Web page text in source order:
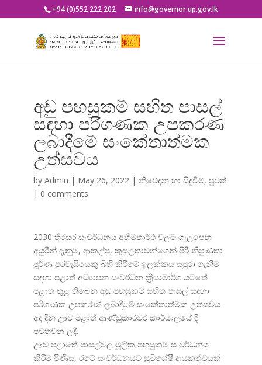
+94 (0)552 222 202 info@governor.up.gov.lk
අඩු පහසුකම් සහිත පාසල්
සඳහා පරිගණක උපකරණ
ලබාදීමේ සංකේතාත්මක
උත්සවය
by Admin | May 26, 2022| නිවේදන හා සිදුවීම්, පුවත්
| 0 comments
2030 තිරසර සංවර්ධනය අභිමතාර්ථ වලට ගැලපෙන
අයුරින් දැනුම, ආකල්ප, කුසලතාවන්ගෙන් පිරි නිපුණතා
පූර්ණ පුරවැසියෙකු බිහි කිරීමේ ඉලක්කය සපුරා ගැනීම
සඳහා පළාත් අධ්යාපන සංවර්ධන ක්රියාමාර්ග යටතේ
පළාත තුළ තිබෙන අඩු පහසුකම් සහිත පාසල් සඳහා
පරිගණක උපකරණ ලබාදීමේ සංකේතාත්මක උත්සවය
අද දින ඌව පළාත් ආණ්ඩුකාරවර කාර්යාලයේ දී
පවත්වන ලදී.
ඌව පළාතේ පාසල්වල මූලික පහසුකම් සංවර්ධනය
කිරීම පිණිස, රටේ සංවර්ධනයට සුවිශේෂී දායකත්වයක්